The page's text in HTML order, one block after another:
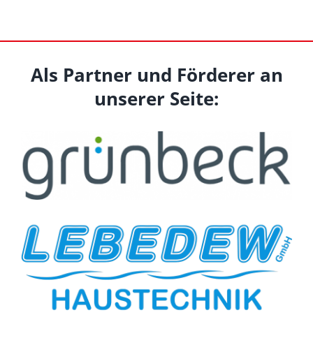
Als Partner und Förderer an
unserer Seite: